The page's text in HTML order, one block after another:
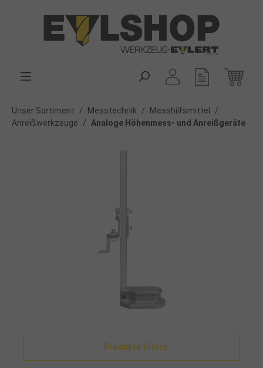
Unser Sortiment / Messtechnik / Messhilfsmittel
/
Anreißwerkzeuge
/ Analoge Höhenmess- und Anreißgeräte
Produkte filtern